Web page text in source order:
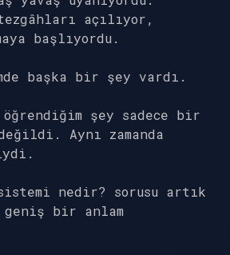
açılıyor,
başlıyordu.
başka bir şey vardı.
şey sadece bir
Aynı zamanda
nedir? sorusu artık
geniş bir anlam